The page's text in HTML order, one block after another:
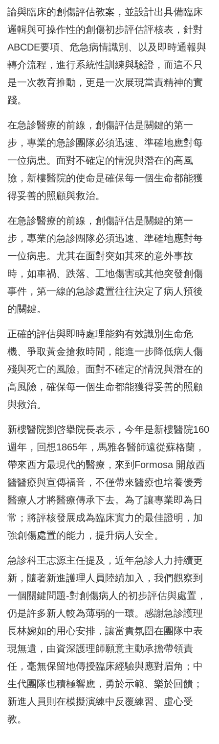
論與臨床的創傷評估教案，並設計出具備臨床
邏輯與可操作性的創傷初步評估評核表，針對
ABCDE要項、危急病情識別、以及即時通報與
轉介流程，進行系統性訓練與驗證，而這不只
是一次教育推動，更是一次展現當責精神的實
踐。
在急診醫療的前線，創傷評估是關鍵的第一
步，專業的急診團隊必須迅速、準確地應對每
一位病患。面對不確定的情況與潛在的高風
險，新樓醫院的使命是確保每一個生命都能獲
得妥善的照顧與救治。
在急診醫療的前線，創傷評估是關鍵的第一
步，專業的急診團隊必須迅速、準確地應對每
一位病患。尤其在面對突如其來的意外事故
時，如車禍、跌落、工地傷害或其他突發創傷
事件，第一線的急診處置往往決定了病人預後
的關鍵。
正確的評估與即時處理能夠有效識別生命危
機、爭取黃金搶救時間，能進一步降低病人傷
殘與死亡的風險。面對不確定的情況與潛在的
高風險，確保每一個生命都能獲得妥善的照顧
與救治。
新樓醫院劉啓擧院長表示，今年是新樓醫院160
週年，回想1865年，馬雅各醫師遠從蘇格蘭，
帶來西方最現代的醫療，來到Formosa 開啟西
醫醫療與宣傳福音，不僅帶來醫療也培養優秀
醫療人才將醫療傳承下去。為了讓專業即為日
常；將評核發展成為臨床實力的最佳證明，加
強創傷處置的能力，提升病人安全。
急診科王志源主任提及，近年急診人力持續更
新，隨著新進護理人員陸續加入，我們觀察到
一個關鍵問題-對創傷病人的初步評估與處置，
仍是許多新人較為薄弱的一環。感謝急診護理
長林婉如的用心安排，讓當責氛圍在團隊中表
現無遺，由資深護理師願意主動承擔帶領責
任，毫無保留地傳授臨床經驗與應對眉角；中
生代團隊也積極響應，勇於示範、樂於回饋；
新進人員則在模擬演練中反覆練習、虛心受
教。